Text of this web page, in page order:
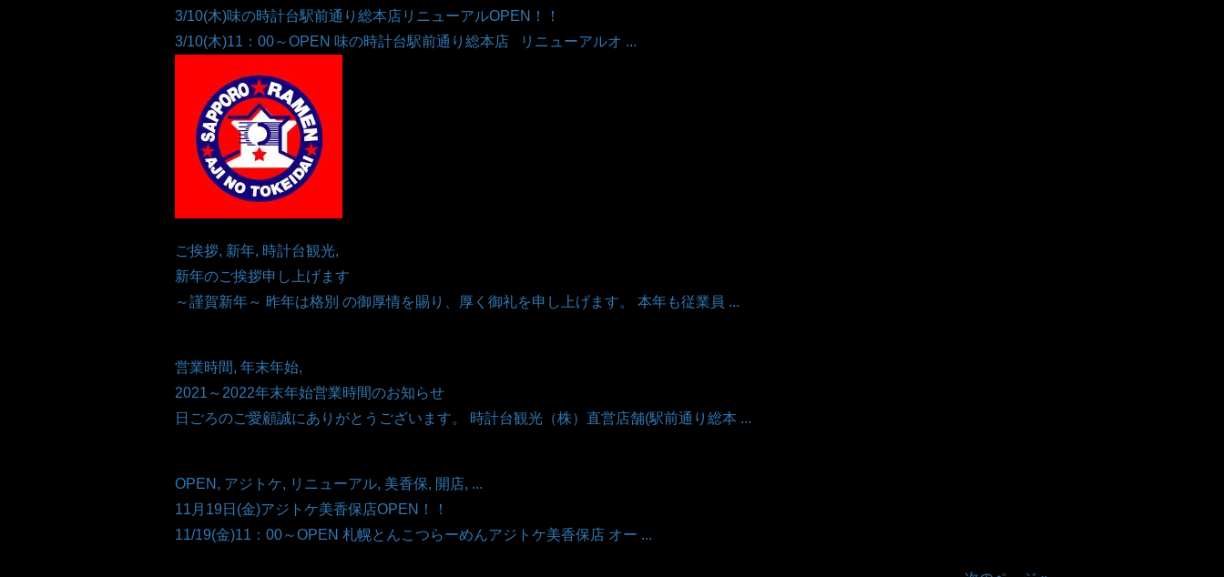
3/10(木)味の時計台駅前通り総本店リニューアルOPEN！！
3/10(木)11：00～OPEN 味の時計台駅前通り総本店 リニューアルオ ...
ご挨拶, 新年, 時計台観光,
新年のご挨拶申し上げます
～謹賀新年～ 昨年は格別 の御厚情を賜り、厚く御礼を申し上げます。 本年も従業員 ...
営業時間, 年末年始,
2021～2022年末年始営業時間のお知らせ
日ごろのご愛顧誠にありがとうございます。 時計台観光（株）直営店舗(駅前通り総本 ...
OPEN, アジトケ, リニューアル, 美香保, 開店, ...
11月19日(金)アジトケ美香保店OPEN！！
11/19(金)11：00～OPEN 札幌とんこつらーめんアジトケ美香保店 オー ...